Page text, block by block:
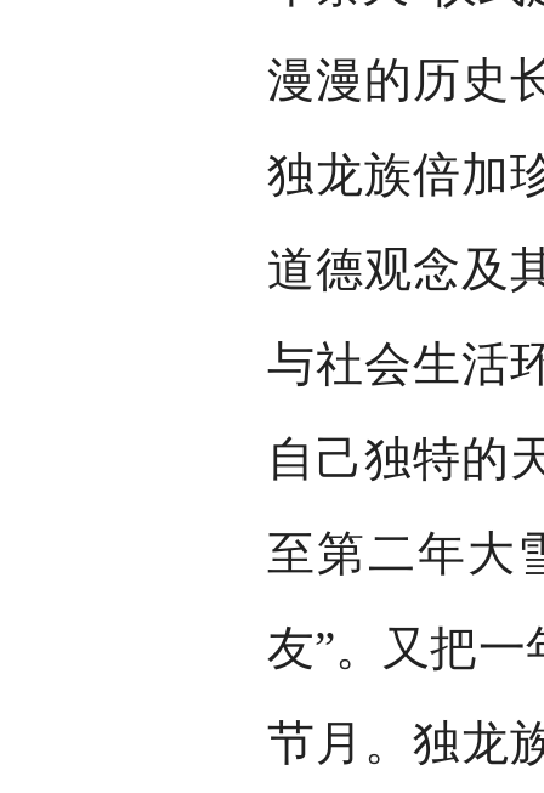
漫漫的历史
独龙族倍加
道德观念及
与社会生活
自己独特的
至第二年大
友”。又把
节月。独龙